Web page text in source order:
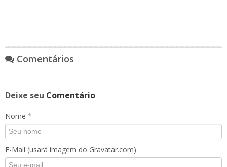
Comentários
Deixe seu Comentário
Nome *
E-Mail (usará imagem do Gravatar.com)